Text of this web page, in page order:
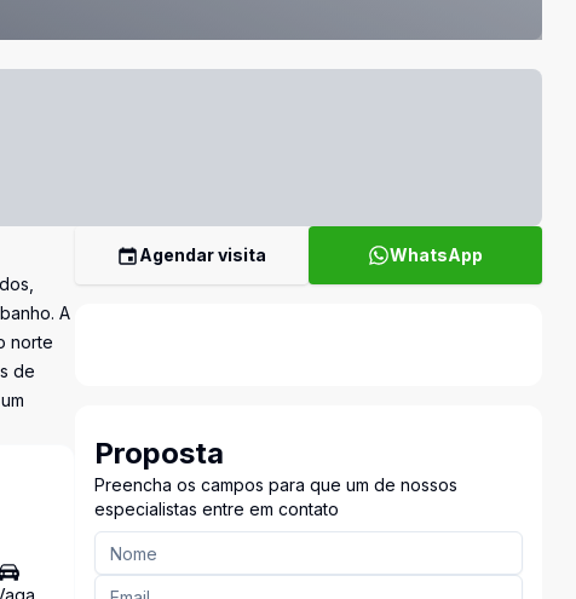
A
norte
de
Agendar visita WhatsApp
Proposta
Preencha os campos para que um de nossos
especialistas entre em contato